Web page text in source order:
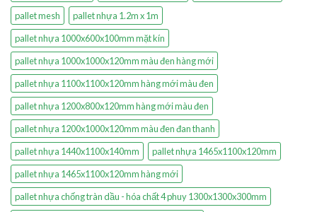
pallet mesh
pallet nhựa 1.2m x 1m
pallet nhựa 1000x600x100mm mặt kín
pallet nhựa 1000x1000x120mm màu đen hàng mới
pallet nhựa 1100x1100x120mm hàng mới màu đen
pallet nhựa 1200x800x120mm hàng mới màu đen
pallet nhựa 1200x1000x120mm màu đen đan thanh
pallet nhựa 1440x1100x140mm
pallet nhựa 1465x1100x120mm
pallet nhựa 1465x1100x120mm hàng mới
pallet nhựa chống tràn dầu - hóa chất 4 phuy 1300x1300x300mm